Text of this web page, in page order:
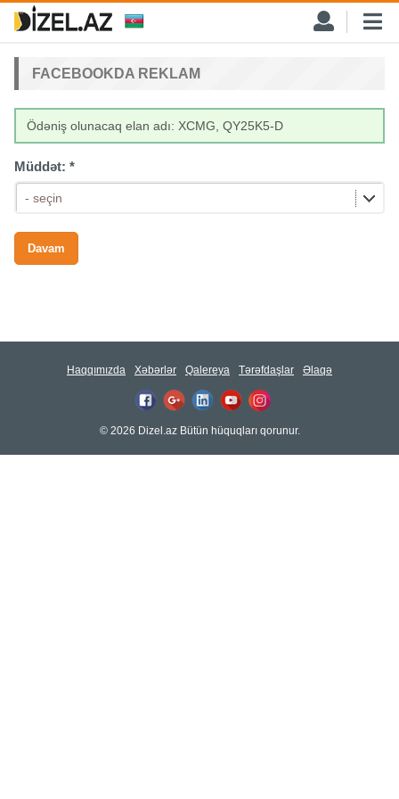
FACEBOOKDA REKLAM
Ödəniş olunacaq elan adı: XCMG, QY25K5-D
Müddət: *
- seçin
Haqqımızda Xəbərlər Qalereya Tərəfdaşlar Əlaqə
© 2026 Dizel.az Bütün hüquqları qorunur.